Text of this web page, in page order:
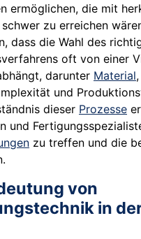
ermöglichen, die mit
schwer zu erreichen
dass die Wahl des
oft von einer
darunter Material,
und
dieser Prozesse
und
zu treffen und die
von
in